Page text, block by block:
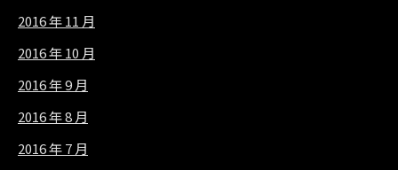
2016 年 11 月
2016 年 10 月
2016 年 9 月
2016 年 8 月
2016 年 7 月